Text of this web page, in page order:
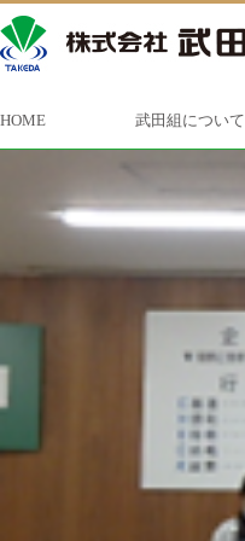
HOME 武田組について